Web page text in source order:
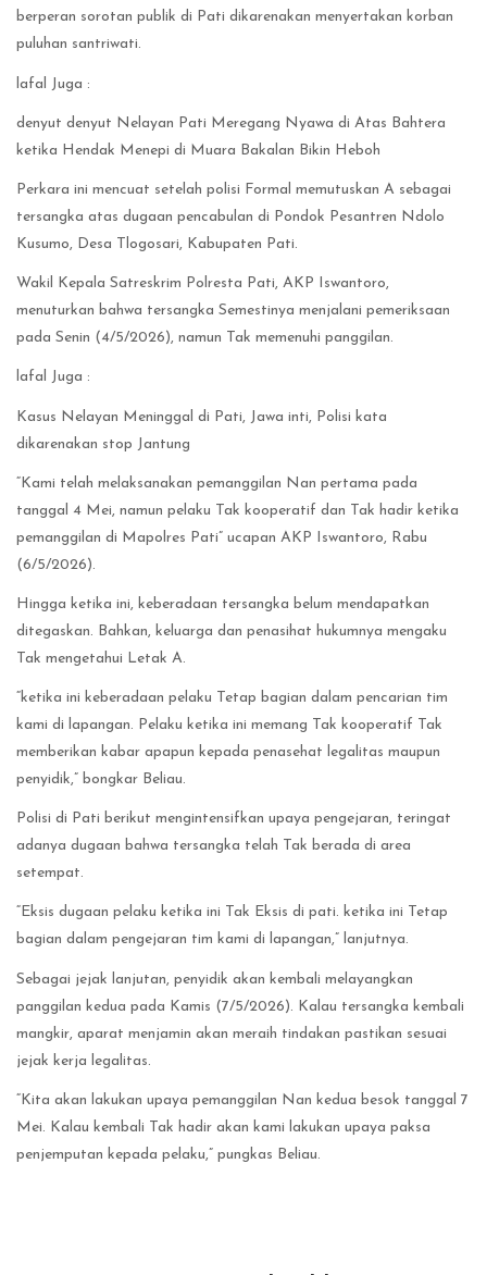
berperan sorotan publik di Pati dikarenakan menyertakan korban
puluhan santriwati.
lafal Juga :
denyut denyut Nelayan Pati Meregang Nyawa di Atas Bahtera
ketika Hendak Menepi di Muara Bakalan Bikin Heboh
Perkara ini mencuat setelah polisi Formal memutuskan A sebagai
tersangka atas dugaan pencabulan di Pondok Pesantren Ndolo
Kusumo, Desa Tlogosari, Kabupaten Pati.
Wakil Kepala Satreskrim Polresta Pati, AKP Iswantoro,
menuturkan bahwa tersangka Semestinya menjalani pemeriksaan
pada Senin (4/5/2026), namun Tak memenuhi panggilan.
lafal Juga :
Kasus Nelayan Meninggal di Pati, Jawa inti, Polisi kata
dikarenakan stop Jantung
“Kami telah melaksanakan pemanggilan Nan pertama pada
tanggal 4 Mei, namun pelaku Tak kooperatif dan Tak hadir ketika
pemanggilan di Mapolres Pati” ucapan AKP Iswantoro, Rabu
(6/5/2026).
Hingga ketika ini, keberadaan tersangka belum mendapatkan
ditegaskan. Bahkan, keluarga dan penasihat hukumnya mengaku
Tak mengetahui Letak A.
“ketika ini keberadaan pelaku Tetap bagian dalam pencarian tim
kami di lapangan. Pelaku ketika ini memang Tak kooperatif Tak
memberikan kabar apapun kepada penasehat legalitas maupun
penyidik,” bongkar Beliau.
Polisi di Pati berikut mengintensifkan upaya pengejaran, teringat
adanya dugaan bahwa tersangka telah Tak berada di area
setempat.
“Eksis dugaan pelaku ketika ini Tak Eksis di pati. ketika ini Tetap
bagian dalam pengejaran tim kami di lapangan,” lanjutnya.
Sebagai jejak lanjutan, penyidik akan kembali melayangkan
panggilan kedua pada Kamis (7/5/2026). Kalau tersangka kembali
mangkir, aparat menjamin akan meraih tindakan pastikan sesuai
jejak kerja legalitas.
“Kita akan lakukan upaya pemanggilan Nan kedua besok tanggal 7
Mei. Kalau kembali Tak hadir akan kami lakukan upaya paksa
penjemputan kepada pelaku,” pungkas Beliau.